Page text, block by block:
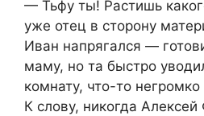
— Тьфу ты! Растишь
уже отец в сторону
Иван напрягался —
маму, но та быстро
комнату, что-то
К слову, никогда